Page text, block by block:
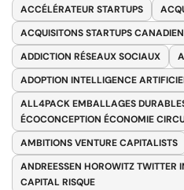
ACCÉLÉRATEUR STARTUPS
ACQUISITONS STARTUPS
ADDICTION RÉSEAUX SOCIAUX
ADOPTION INTELLIGENCE
ALL4PACK EMBALLAGES
ÉCOCONCEPTION ÉCONOMIE
AMBITIONS VENTURE CAPITALISTS
ANDREESSEN HOROWITZ TWITTER
CAPITAL RISQUE